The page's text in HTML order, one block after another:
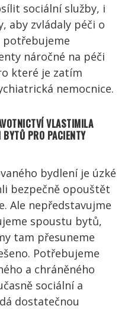
sociální služby, i
aby zvládaly péči o
potřebujeme
náročné na péči
které je zatím
nemocnice.
VLASTIMILA
PRO PACIENTY
bydlení je úzké
bezpečně opouštět
Ale nepředstavujme
spoustu bytů,
tam přesuneme
Potřebujeme
a chráněného
sociální a
dostatečnou